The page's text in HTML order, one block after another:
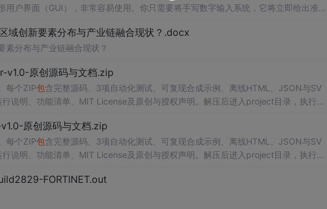
户界面（GUI），非常容易使用。你只需要将手写数字输入系统，它将立即给出准确
域创新要素分布与产业链融合现状？.docx
素分布与产业链融合现状？
原创源码与文档.zip
每个ZIP包含完整源码、3项自动化测试、可复现合成示例、离线HTML、JSON与SV
说明、功能清单、MIT License及原创与授权声明。解压后进入project目录，执行np
材。适合前端开发、AI应用工程、测试审计和课程实践。
原创源码与文档.zip
每个ZIP包含完整源码、3项自动化测试、可复现合成示例、离线HTML、JSON与SV
说明、功能清单、MIT License及原创与授权声明。解压后进入project目录，执行np
材。适合前端开发、AI应用工程、测试审计和课程实践。
FORTINET.out